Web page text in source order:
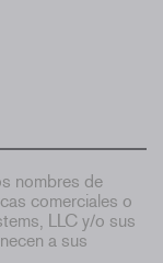
nombres de
comerciales o
LLC y/o sus
a sus